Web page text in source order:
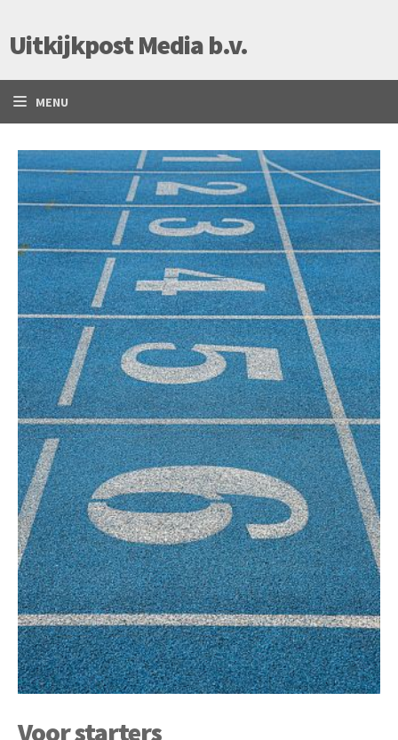
Uitkijkpost Media b.v.
MENU
Voor starters